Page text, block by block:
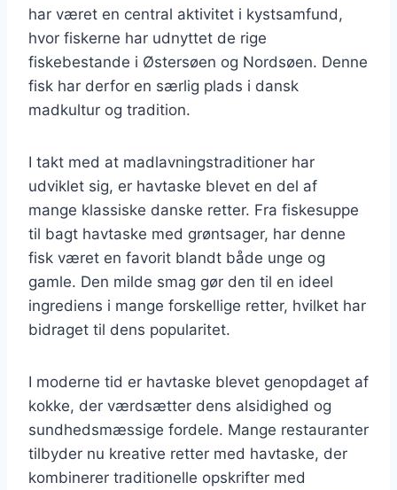
har været en central aktivitet i kystsamfund,
hvor fiskerne har udnyttet de rige
fiskebestande i Østersøen og Nordsøen. Denne
fisk har derfor en særlig plads i dansk
madkultur og tradition.
I takt med at madlavningstraditioner har
udviklet sig, er havtaske blevet en del af
mange klassiske danske retter. Fra fiskesuppe
til bagt havtaske med grøntsager, har denne
fisk været en favorit blandt både unge og
gamle. Den milde smag gør den til en ideel
ingrediens i mange forskellige retter, hvilket har
bidraget til dens popularitet.
I moderne tid er havtaske blevet genopdaget af
kokke, der værdsætter dens alsidighed og
sundhedsmæssige fordele. Mange restauranter
tilbyder nu kreative retter med havtaske, der
kombinerer traditionelle opskrifter med